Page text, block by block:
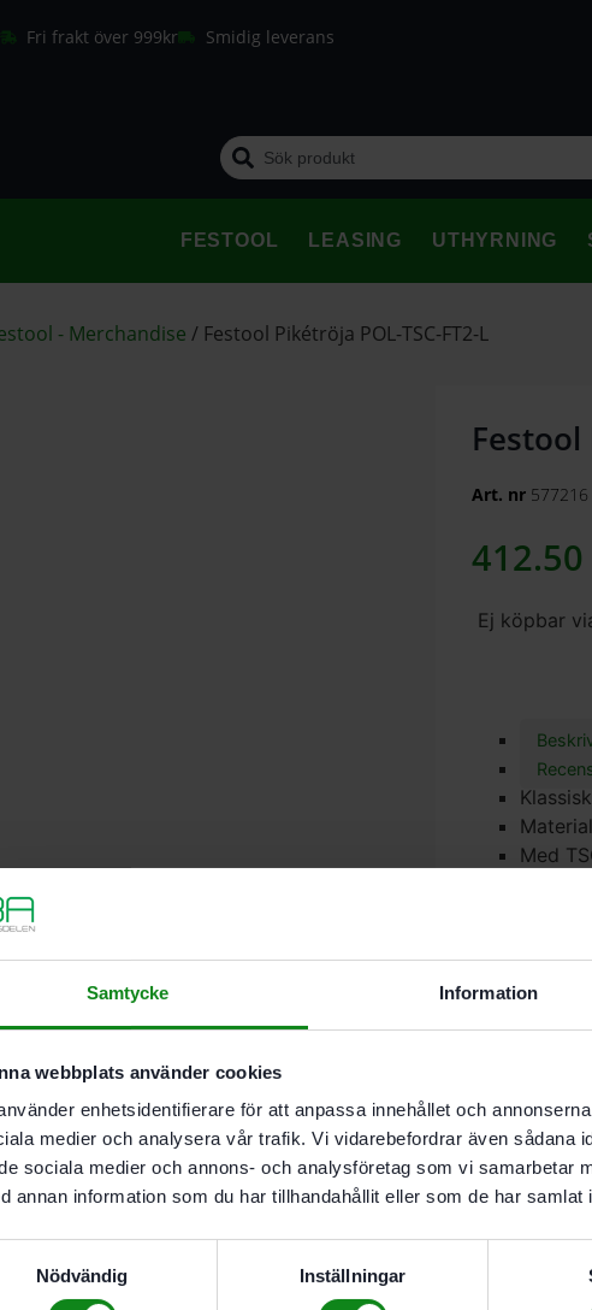
Samtycke Information
webbplats använder cookies
enhetsidentifierare för att anpassa innehållet och
medier och analysera vår trafik. Vi vidarebefordrar även sådana
sociala medier och annons- och analysföretag som vi samarbetar
annan information som du har tillhandahållit eller som de har
Nödvändig
Inställningar
Fri frakt över 999kr Smidig leverans
FESTOOL LEASING UTHYRNING
- Merchandise / Festool Pikétröja POL-TSC-FT2-L
Festool
Art. nr 577216
412.50
Ej köpbar
Med
Bli först
Du måste
…